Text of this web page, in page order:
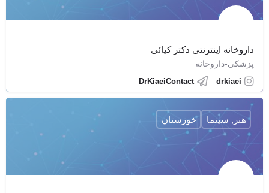
داروخانه اینترنتی دکتر کیائی
پزشکی-داروخانه
drkiaei
DrKiaeiContact
هنر, سینما خوزستان